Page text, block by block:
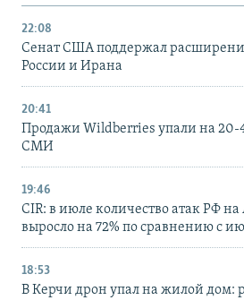
22:08
Сенат США поддержал
России и Ирана
20:41
Продажи Wildberries упали на 20-
СМИ
19:46
CIR: в июле количество атак РФ
выросло на 72% по сравнению с
18:53
В Керчи дрон упал на жилой дом: